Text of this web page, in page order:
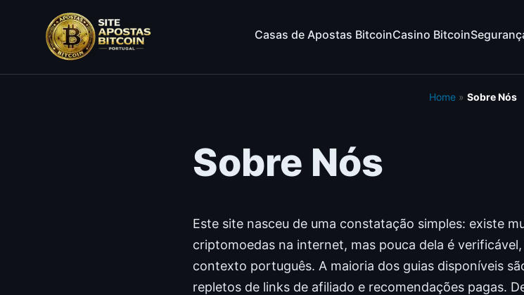
Casas de Apostas BitcoinCasino Bitcoin
Home» Sobre Nós
Sobre Nós
Este site nasceu de uma constatação simples: existe
criptomoedas na internet, mas pouca dela é
contexto português. A maioria dos guias disponíveis
repletos de links de afiliado e recomendações pagas.